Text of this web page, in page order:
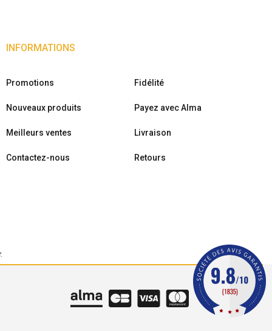
INFORMATIONS
Promotions
Nouveaux produits
Meilleurs ventes
Contactez-nous
Fidélité
Payez avec Alma
Livraison
Retours
.